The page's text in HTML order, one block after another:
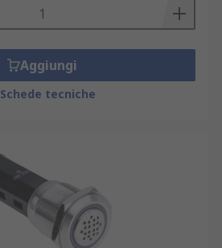
Aggiungi
Schede tecniche